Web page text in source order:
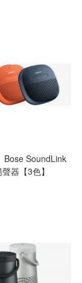
Bose SoundLink
器【3色】